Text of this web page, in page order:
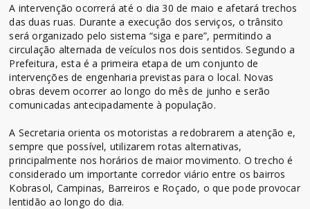
A intervenção ocorrerá até o dia 30 de maio e afetará trechos
das duas ruas. Durante a execução dos serviços, o trânsito
será organizado pelo sistema “siga e pare”, permitindo a
circulação alternada de veículos nos dois sentidos. Segundo a
Prefeitura, esta é a primeira etapa de um conjunto de
intervenções de engenharia previstas para o local. Novas
obras devem ocorrer ao longo do mês de junho e serão
comunicadas antecipadamente à população.
A Secretaria orienta os motoristas a redobrarem a atenção e,
sempre que possível, utilizarem rotas alternativas,
principalmente nos horários de maior movimento. O trecho é
considerado um importante corredor viário entre os bairros
Kobrasol, Campinas, Barreiros e Roçado, o que pode provocar
lentidão ao longo do dia.